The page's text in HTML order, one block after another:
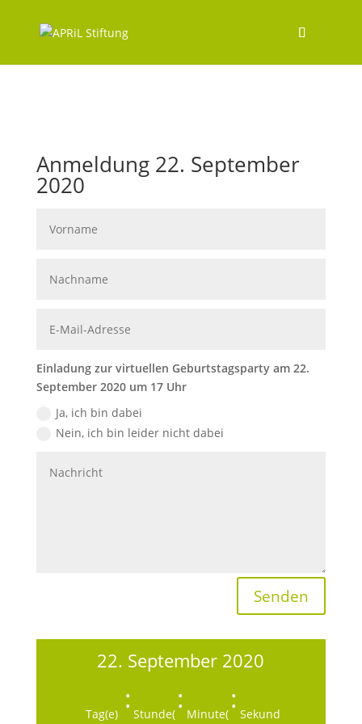
Anmeldung 22. September
2020
Einladung zur virtuellen Geburtstagsparty am 22.
September 2020 um 17 Uhr
Ja, ich bin dabei
Nein, ich bin leider nicht dabei
Senden
22. September 2020
Tag(e) : Stunde( : Minute( : Sekund